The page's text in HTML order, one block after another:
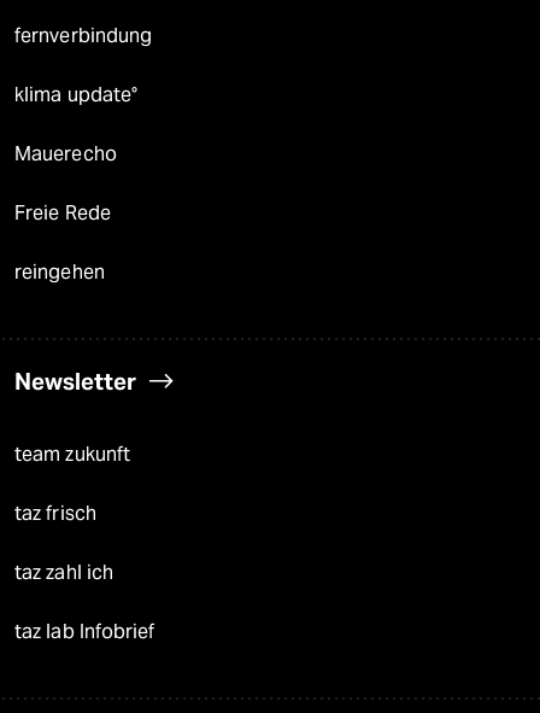
fernverbindung
klima update°
Mauerecho
Freie Rede
reingehen
Newsletter
team zukunft
taz frisch
taz zahl ich
taz lab Infobrief